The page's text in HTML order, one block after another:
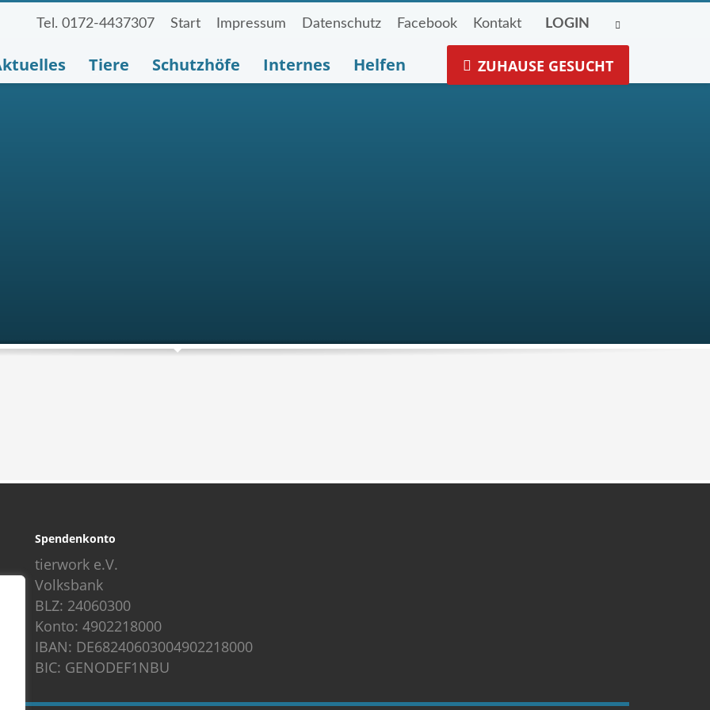
Tel. 0172-4437307 Start Impressum Datenschutz Facebook Kontakt LOGIN
Tiere Schutzhöfe Internes Helfen ZUHAUSE GESUCHT
Spendenkonto
tierwork e.V.
Volksbank
BLZ: 24060300
Konto: 4902218000
IBAN: DE68240603004902218000
BIC: GENODEF1NBU